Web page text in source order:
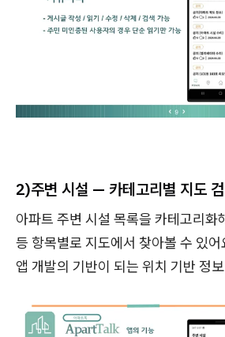
2)주변 시설 — 카테고리별 지도
아파트 주변 시설 목록을 카테고리화
등 항목별로 지도에서 찾아볼 수 있
앱 개발의 기반이 되는 위치 기반 정